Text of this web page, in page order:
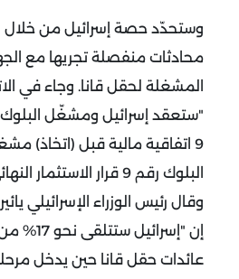
وستحدّد حصة إسرائيل من خلال
محادثات منفصلة تجريها مع
المشغلة لحقل قانا. وجاء في
"ستعقد إسرائيل ومشغّل
9 اتفاقية مالية قبل (اتخاذ)
البلوك رقم 9 قرار الاستثمار
وقال رئيس الوزراء الإسرائيلي
إن "إسرائيل ستتلقى نحو
عائدات حقل قانا حين يدخل